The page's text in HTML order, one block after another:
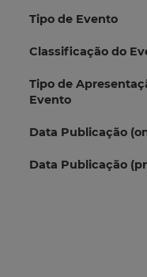
Tipo de Evento
Classificação do
Tipo de
Evento
Data Publicação
Data Publicação